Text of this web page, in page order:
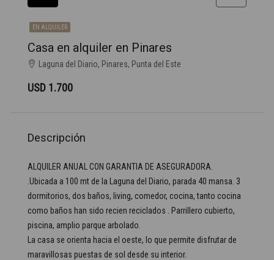
EN ALQUILER
Casa en alquiler en Pinares
Laguna del Diario, Pinares, Punta del Este
USD 1.700
Descripción
ALQUILER ANUAL CON GARANTIA DE ASEGURADORA.
.Ubicada a 100 mt de la Laguna del Diario, parada 40 mansa. 3
dormitorios, dos baños, living, comedor, cocina, tanto cocina
como baños han sido recien reciclados . Parrillero cubierto,
piscina, amplio parque arbolado.
La casa se orienta hacia el oeste, lo que permite disfrutar de
maravillosas puestas de sol desde su interior.